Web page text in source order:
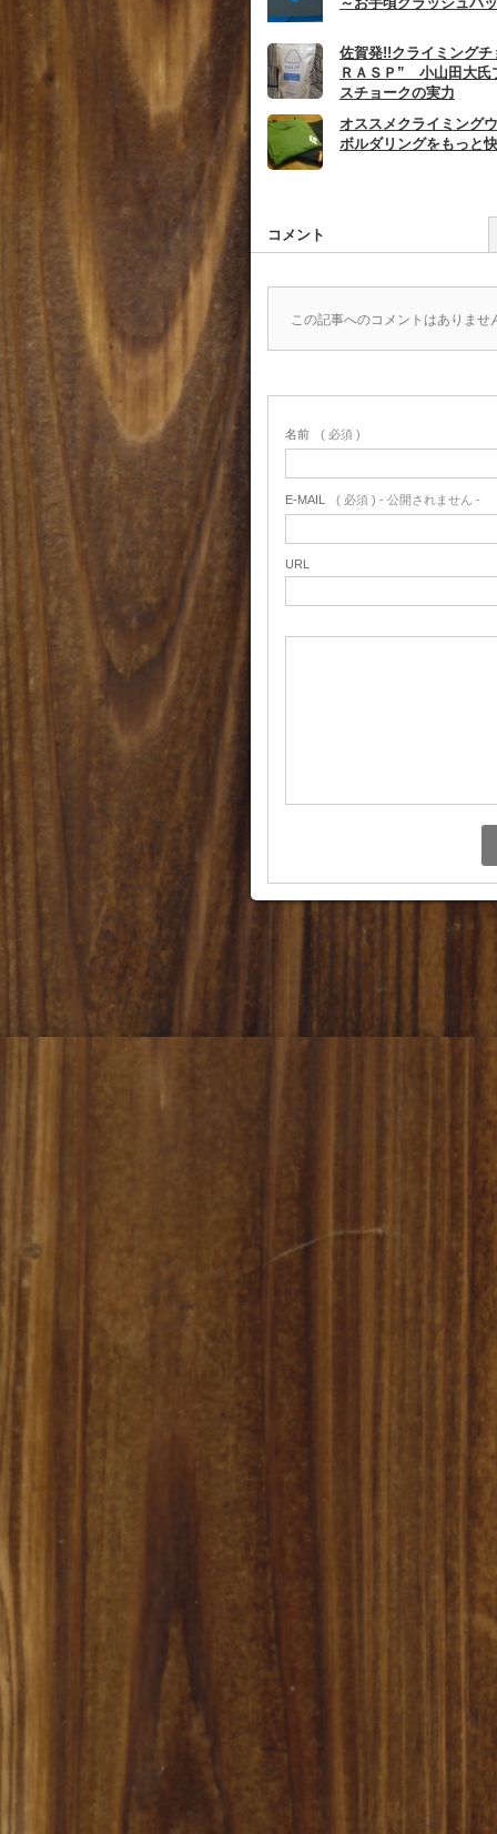
佐賀発!!クライミングチ
ＲＡＳＰ” 小山田大氏
スチョークの実力
オススメクライミング
ボルダリングをもっと
コメント
この記事へのコメントはありませ
名前 ( 必須 )
E-MAIL ( 必須 ) - 公開されません -
URL